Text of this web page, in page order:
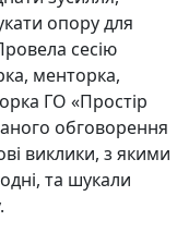
опору для
сесію
менторка,
ГО «Простір
обговорення
виклики, з якими
та шукали